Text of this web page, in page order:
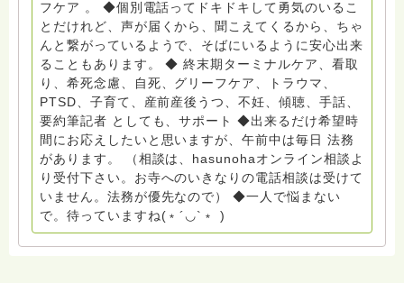
山代表 居場所運営 問い合わせ申込⬇️こちらから
griefcare.tomoshibi@icloud.com ◆GEはしもとサピュ
イエ 所属 （Gender Equity 誰もが自分らしく生きるこ
とができる社会をめざして）DV・女性支援 ◆認定NPO
京都自死自殺相談センターSotto 元グリーフサポート委
員長（2018〜2024） ◆保育士.幼稚園教諭.小学校教諭.
レクリエーションインストラクター.中学校DV授業 10年
間 保育 教育の現場で 総主任として勤めた経験も生かし
つつ、お話できることがあれば 幸いです。 いつも あな
たとともに。南無阿弥陀仏 ここでは、宗旨を問いませ
ん。 まずは、ひとりで抱え込まないで。 来寺お問い合
わせは⬇️こちらから miehimeyo@gmail.com ※時間を割
いて、あなたに向き合っています。 ですので、過去の
フケア 。 ◆個別電話ってドキドキして勇気のいるこ
とだけれど、声が届くから、聞こえてくるから、ちゃ
んと繋がっているようで、そばにいるように安心出来
ることもあります。 ◆ 終末期ターミナルケア、看取
り、希死念慮、自死、グリーフケア、トラウマ、
PTSD、子育て、産前産後うつ、不妊、傾聴、手話、
要約筆記者 としても、サポート ◆出来るだけ希望時
間にお応えしたいと思いますが、午前中は毎日 法務
があります。 （相談は、hasunohaオンライン相談よ
り受付下さい。お寺へのいきなりの電話相談は受けて
いません。法務が優先なので） ◆一人で悩まない
で。待っていますね(﹡´◡`﹡ )